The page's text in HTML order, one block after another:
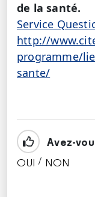
de la santé.
Service
http://
programme/
sante/
Avez-
OUI / NON